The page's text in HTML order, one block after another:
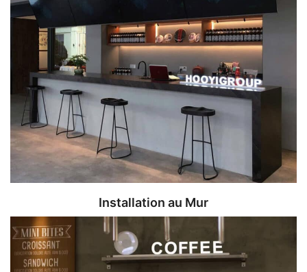
Installation au Mur